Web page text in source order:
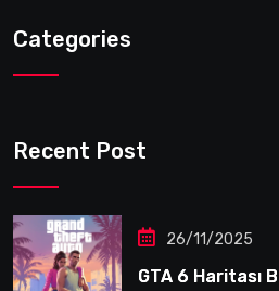
Categories
Recent Post
26/11/2025
GTA 6 Haritası